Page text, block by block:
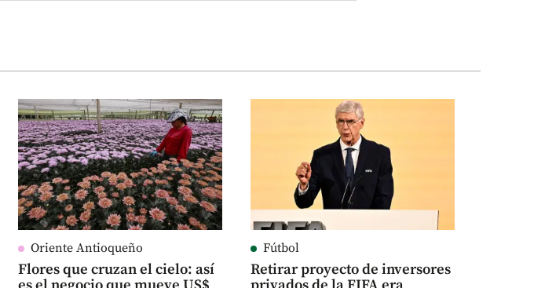
Oriente Antioqueño
Flores que cruzan el cielo: así
Fútbol
Retirar proyecto de inversores